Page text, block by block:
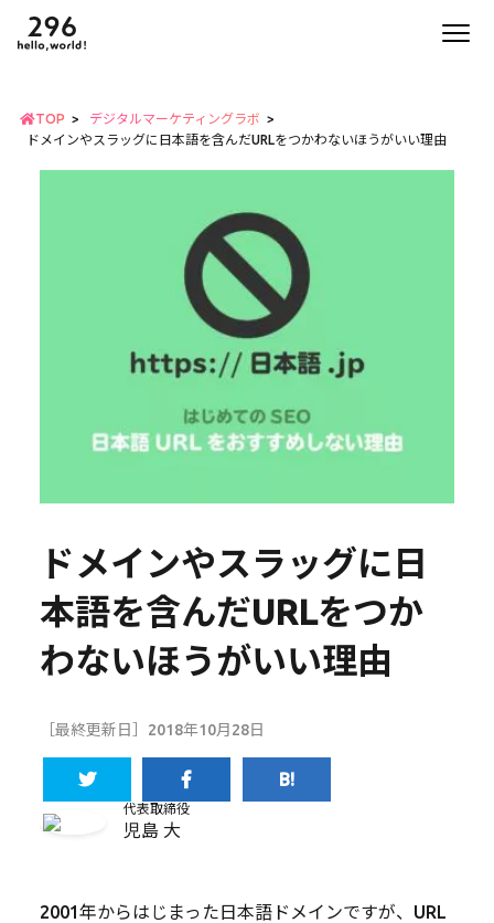
TOP
デジタルマーケティングラボ
ドメインやスラッグに日本語を含んだURLをつかわないほうがいい理由
ドメインやスラッグに日
本語を含んだURLをつか
わないほうがいい理由
［最終更新日］2018年10月28日
代表取締役
児島 大
2001年からはじまった日本語ドメインですが、URL